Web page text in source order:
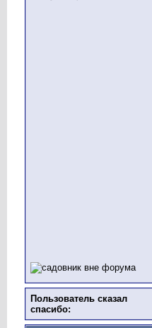
Пользователь сказал
cпасибо: